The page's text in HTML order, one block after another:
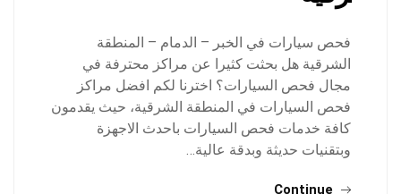
فحص سيارات في الخبر – الدمام – المنطقة
الشرقية هل بحثت كثيرا عن مراكز محترفة في
مجال فحص السيارات؟ اخترنا لكم افضل مراكز
فحص السيارات في المنطقة الشرقية، حيث يقدمون
كافة خدمات فحص السيارات باحدث الاجهزة
وبتقنيات حديثة وبدقة عالية…
Continue